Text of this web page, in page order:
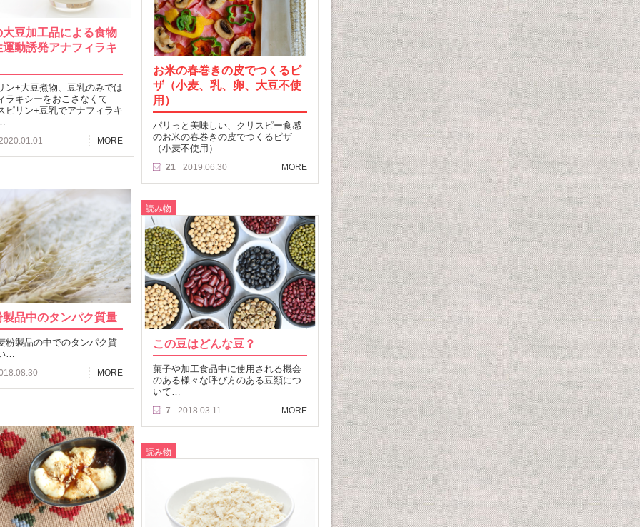
大豆加工品による食物
動誘発アナフィラキ
ン+大豆煮物、豆乳のみでは
ラキシーをおこさなくて
ピリン+豆乳でアナフィラキ
MORE
お米の春巻きの皮でつくるピ
ザ（小麦、乳、卵、大豆不使
用）
パリっと美味しい、クリスピー食感
のお米の春巻きの皮でつくるピザ
（小麦不使用）…
21 2019.06.30 MORE
製品中のタンパク質量
粉製品の中でのタンパク質
…
MORE
読み物
この豆はどんな豆？
菓子や加工食品中に使用される機会
のある様々な呼び方のある豆類につ
いて…
7 2018.03.11 MORE
読み物